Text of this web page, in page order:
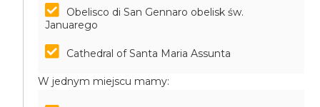
Obelisco di San Gennaro obelisk św.
Januarego
Cathedral of Santa Maria Assunta
W jednym miejscu mamy: